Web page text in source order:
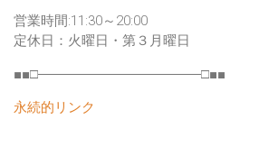
営業時間:11:30～20:00
定休日：火曜日・第３月曜日
■■□――――――――――――□■■
永続的リンク